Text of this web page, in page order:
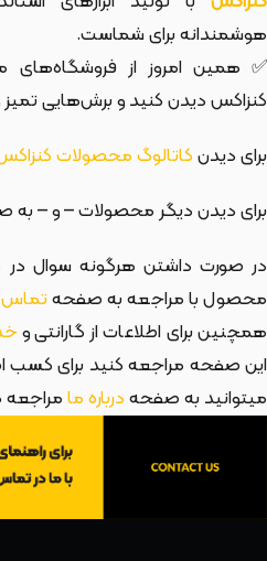
هوشمندانه برای شماست.
✅ همین امروز از فروشگاه‌های
کنزاکس دیدن کنید و برش‌هایی تمیز
برای دیدنکاتالوگ محصولات
برای دیدن دیگر محصولات– و– به
در صورت داشتن هرگونه سوال
محصول با مراجعه به صفحهتماس
همچنین برای اطلاعات از گارانتی و
این صفحه مراجعه کنید برای کسب
میتوانید به صفحهدرباره مامراجعه